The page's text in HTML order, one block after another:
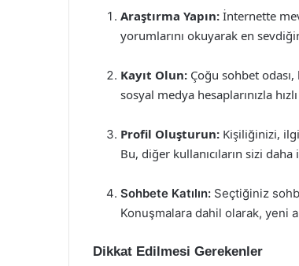
Araştırma Yapın: İnternette
yorumlarını okuyarak en
Kayıt Olun: Çoğu sohbet
sosyal medya hesaplarınızla
Profil Oluşturun: Kişiliğinizi,
Bu, diğer kullanıcıların sizi daha
Sohbete Katılın: Seçtiğiniz
Konuşmalara dahil olarak, yeni
Dikkat Edilmesi Gerekenler